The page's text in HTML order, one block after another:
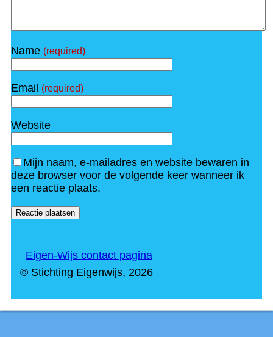
Name (required)
Email (required)
Website
Mijn naam, e-mailadres en website bewaren in
deze browser voor de volgende keer wanneer ik
een reactie plaats.
F
o
Eigen-Wijs contact pagina
© Stichting Eigenwijs, 2026